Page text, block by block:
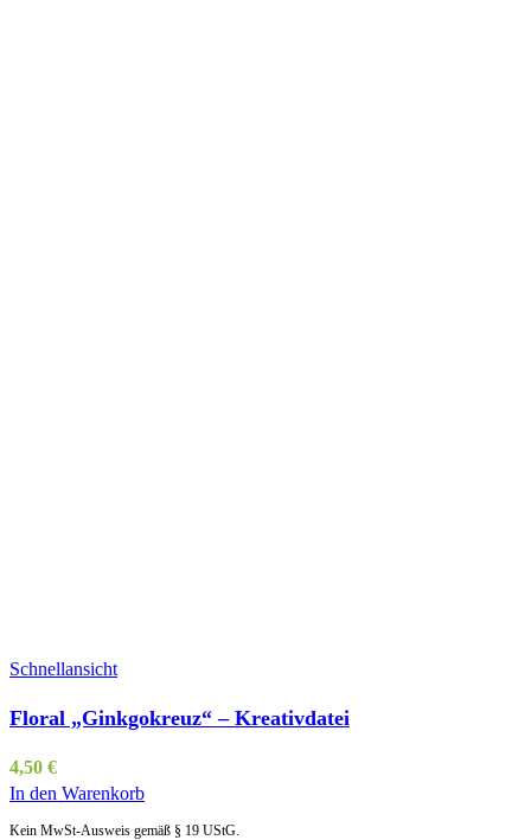
Schnellansicht
Floral „Ginkgokreuz“ – Kreativdatei
4,50 €
In den Warenkorb
Kein MwSt-Ausweis gemäß § 19 UStG.